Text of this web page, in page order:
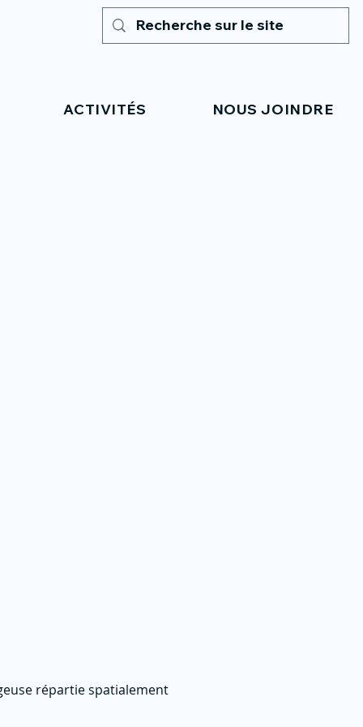
ACTIVITÉS NOUS JOINDRE
répartie spatialement